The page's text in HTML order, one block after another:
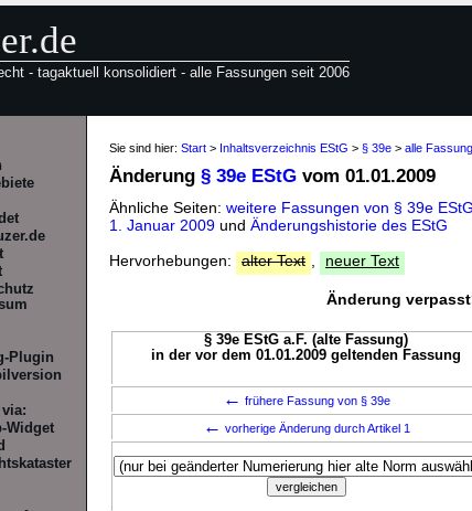
- tagaktuell konsolidiert - alle Fassungen seit 2006
Plugin
Widget
Sie sind hier: Start > Inhaltsverzeichnis EStG > § 39e > alle
Änderung § 39e EStG vom 01.01.2009
Ähnliche Seiten: weitere Fassungen von § 39e EStG
1. Januar 2009 und Änderungshistorie des EStG
Hervorhebungen:
alter Text neuer Text
Änderung
§ 39e EStG a.F. (alte Fassung)
in der vor dem 01.01.2009 geltenden Fassung
← frühere Fassung von § 39e
← vorherige Änderung durch Artikel 1